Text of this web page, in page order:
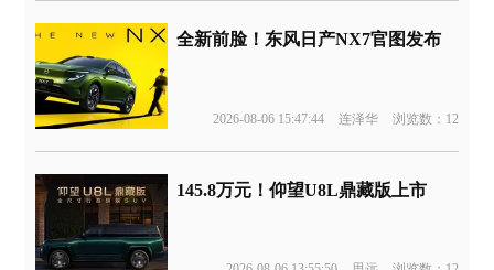
全新前脸！东风日产NX7官图发布
2026-08-06 15:47:44 连泽华 浏览数：12
145.8万元！仰望U8L鼎藏版上市